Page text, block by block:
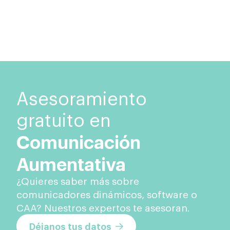
Asesoramiento
gratuito en
Comunicación
Aumentativa
¿Quieres saber más sobre
comunicadores dinámicos, software o
CAA? Nuestros expertos te asesoran.
Déjanos tus datos